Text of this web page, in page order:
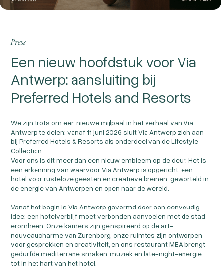
Press
Een nieuw hoofdstuk voor Via
Antwerp: aansluiting bij
Preferred Hotels and Resorts
We zijn trots om een nieuwe mijlpaal in het verhaal van Via
Antwerp te delen: vanaf 11 juni 2026 sluit Via Antwerp zich aan
bij Preferred Hotels & Resorts als onderdeel van de Lifestyle
Collection.
Voor ons is dit meer dan een nieuw embleem op de deur. Het is
een erkenning van waarvoor Via Antwerp is opgericht: een
hotel voor rusteloze geesten en creatieve breinen, geworteld in
de energie van Antwerpen en open naar de wereld.
Vanaf het begin is Via Antwerp gevormd door een eenvoudig
idee: een hotelverblijf moet verbonden aanvoelen met de stad
eromheen. Onze kamers zijn geïnspireerd op de art-
nouveaucharme van Zurenborg, onze ruimtes zijn ontworpen
voor gesprekken en creativiteit, en ons restaurant MEA brengt
gedurfde mediterrane smaken, muziek en late-night-energie
tot in het hart van het hotel.